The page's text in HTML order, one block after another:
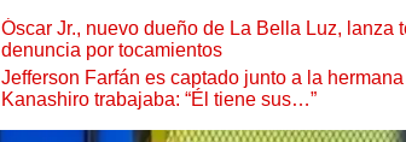
Óscar Jr., nuevo dueño de La Bella Luz,
denuncia por tocamientos
Jefferson Farfán es captado junto a la
Kanashiro trabajaba: “Él tiene sus…”